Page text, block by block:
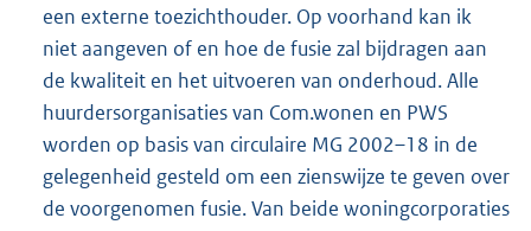
een externe toezichthouder. Op voorhand kan ik
niet aangeven of en hoe de fusie zal bijdragen aan
de kwaliteit en het uitvoeren van onderhoud. Alle
huurdersorganisaties van Com.wonen en PWS
worden op basis van circulaire MG 2002–18 in de
gelegenheid gesteld om een zienswijze te geven over
de voorgenomen fusie. Van beide woningcorporaties